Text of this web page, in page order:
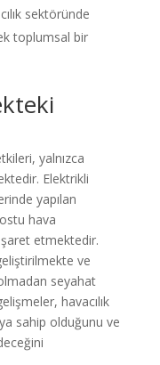
sektöründe
toplumsal bir
yalnızca
Elektrikli
yapılan
hava
etmektedir.
ve
seyahat
havacılık
sahip olduğunu ve